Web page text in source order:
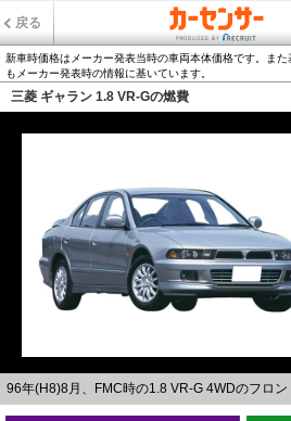
戻る
新車時価格はメーカー発表当時の車両本体価格です。ま
もメーカー発表時の情報に基いています。
三菱 ギャラン 1.8 VR-Gの燃費
96年(H8)8月、FMC時の1.8 VR-G 4WDのフロン